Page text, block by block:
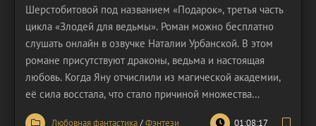
Шерстобитовой под названием «Подарок», третья часть
цикла «Злодей для ведьмы». Роман можно бесплатно
слушать онлайн в озвучке Наталии Урбанской. В этом
романе присутствуют драконы, ведьма и настоящая
любовь. Когда Яну отчислили из магической академии,
её сила восстала, что стало причиной множества
проблем. Героиня почувствовала, что её мир вот-вот
Любовная фантастика/Фэнтези 01:08:17